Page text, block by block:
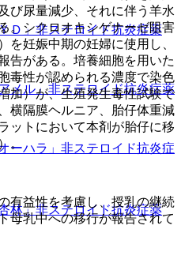
Ｄ」非ステロイド抗炎症薬
メル」非ステロイド抗炎症薬
ーハラ」 非ステロイド抗炎症
林」非ステロイド抗炎症薬
び尿量減少、それに伴う羊水
。シクロオキシゲナーゼ阻害
を妊娠中期の妊婦に使用し、
告がある。培養細胞を用いた
毒性が認められる濃度で染色
加）が、生殖発生毒性試験で
横隔膜ヘルニア、胎仔体重減
ットにおいて本剤が胎仔に移
。
有益性を考慮し、授乳の継続
母乳中への移行が報告されて